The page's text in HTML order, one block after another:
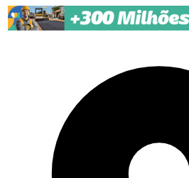
Pular para o conteúdo